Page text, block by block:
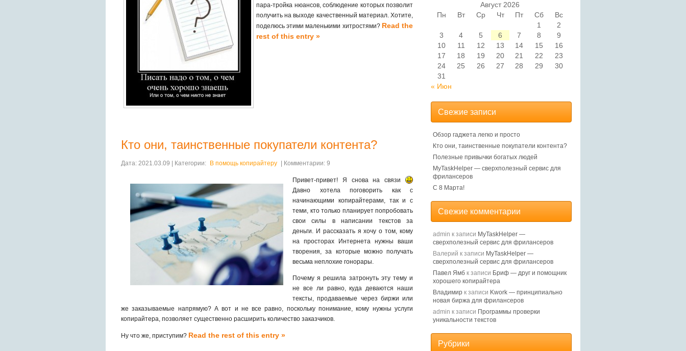
пара-тройка нюансов, соблюдение которых позволит
получить на выходе качественный материал. Хотите,
поделюсь этими маленькими хитростями? Read the
rest of this entry »
Кто они, таинственные покупатели контента?
Дата: 2021.03.09 | Категории: В помощь копирайтеру | Комментарии: 9
Привет-привет! Я снова на связи
Давно хотела поговорить как с
начинающими копирайтерами, так и с
теми, кто только планирует попробовать
свои силы в написании текстов за
деньги. И рассказать я хочу о том, кому
на просторах Интернета нужны ваши
творения, за которые можно получать
весьма неплохие гонорары.
Почему я решила затронуть эту тему и
не все ли равно, куда деваются наши
тексты, продаваемые через биржи или
же заказываемые напрямую? А вот и не все равно, поскольку понимание, кому нужны услуги
копирайтера, позволяет существенно расширить количество заказчиков.
Ну что же, приступим? Read the rest of this entry »
Август 2026
Пн
Вт Ср Чт Пт Сб Вс
« Июн
1
2
3
4 5 6 7 8
9
10
11 12 13 14 15
16
17
18 19 20 21 22
23
24
25 26 27 28 29
30
31
Свежие записи
Обзор гаджета легко и просто
Кто они, таинственные покупатели контента?
Полезные привычки богатых людей
MyTaskHelper — сверхполезный сервис для
фрилансеров
С 8 Марта!
Свежие комментарии
admin к записи MyTaskHelper —
сверхполезный сервис для фрилансеров
Валерий к записи MyTaskHelper —
сверхполезный сервис для фрилансеров
Павел Ямб к записи Бриф — друг и помощник
хорошего копирайтера
Владимир к записи Kwork — принципиально
новая биржа для фрилансеров
admin к записи Программы проверки
уникальности текстов
Рубрики